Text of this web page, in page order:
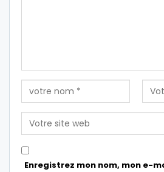
Enregistrez mon nom, mon e-